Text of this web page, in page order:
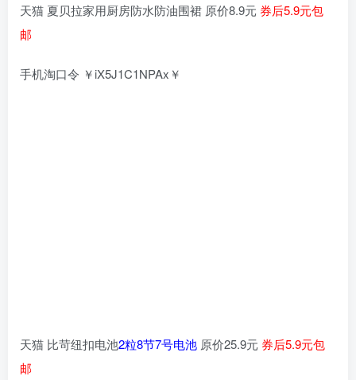
天猫 夏贝拉家用厨房防水防油围裙 原价8.9元 券后5.9元包
邮
手机淘口令 ￥iX5J1C1NPAx￥
天猫 比苛纽扣电池2粒8节7号电池 原价25.9元 券后5.9元包
邮